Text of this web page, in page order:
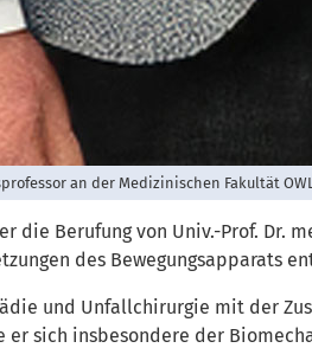
an der Medizinischen Fakultät
die Berufung von Univ.-Prof.
des Bewegungsapparats
und Unfallchirurgie mit der
er sich insbesondere der